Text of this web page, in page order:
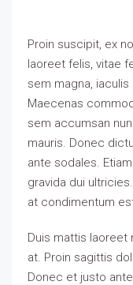
Proin suscipit, ex
laoreet felis, vitae
sem magna,
Maecenas
sem accumsan
mauris. Donec
ante sodales.
gravida dui
at condimentum
Duis mattis laoreet
at. Proin sagittis
Donec et justo